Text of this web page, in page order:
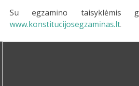
Su egzamino taisyklėmis
www.konstitucijosegzaminas.lt.